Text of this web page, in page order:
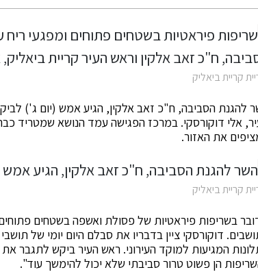
קריית ביאליק
להגנת הסביבה, ח"כ זאב אלקין, הגיע אמש (יום ג')
אלי דוקורסקי. במרכז הפגישה עמד הנושא שמטריד
את האזור.
קריית ביאליק
בשריפות פיראטיות של פסולת ואשפה בשטחים
דוקורסקי ציין בדבריו את סבלם היום יומי של
המגיעות למוקד העירוני. ראש העיר ביקש לתגבר
הן פשוט טרור סביבתי שלא יכול להימשך עוד".